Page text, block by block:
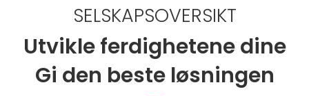
SELSKAPSOVERSIKT
Utvikle ferdighetene dine
Gi den beste løsningen